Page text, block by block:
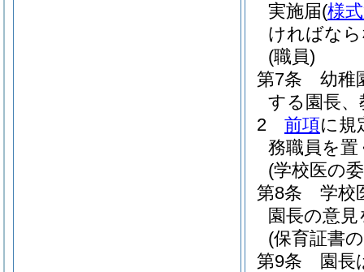
実施届(様
ければな
(職員)
第7条
幼稚
する園長
2
前項に規
務職員を
(学校医の
第8条
学校
園長の意
(保育証書
第9条
園長